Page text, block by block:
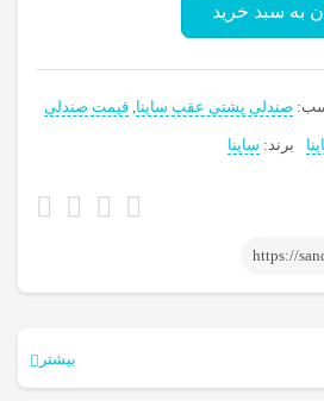
به سبد خرید
صندلی پشتی عقب ساینا, قیمت صندلی
برند: ساینا
https://
بیشتر